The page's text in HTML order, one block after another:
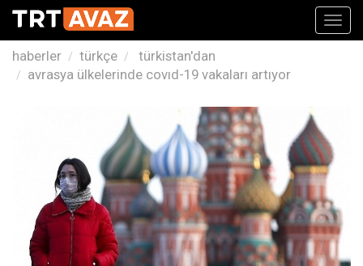
haberler türkçe
türkistan'dan
avrasya ülkelerinde covıd-19 vakaları artıyor